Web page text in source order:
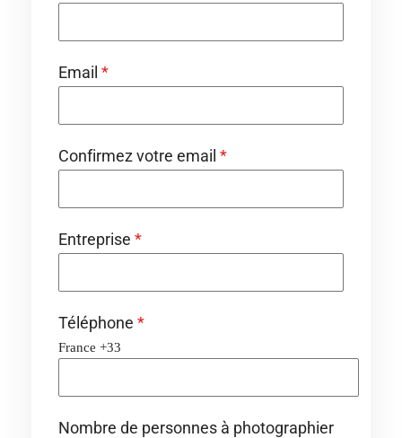
Email *
Confirmez votre email *
Entreprise *
Téléphone *
France +33
Nombre de personnes à photographier